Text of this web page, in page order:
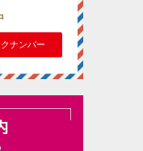
ナンバー